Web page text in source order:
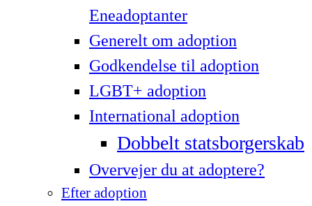
Eneadoptanter
Generelt om adoption
Godkendelse til adoption
LG­BT+ adoption
International adoption
Dobbelt statsborgerskab
Overvejer du at adoptere?
Efter adoption